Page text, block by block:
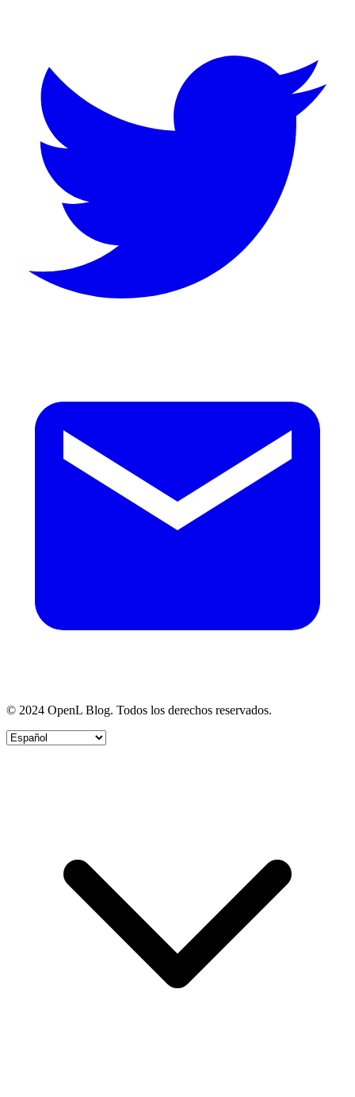
© 2024 OpenL Blog. Todos los derechos reservados.